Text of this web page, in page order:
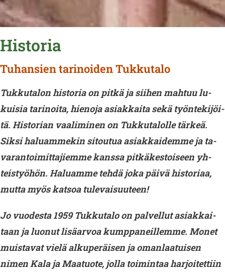
Historia
Tuhansien tarinoiden Tukkutalo
Tuk­ku­ta­lon his­to­ria on pitkä ja sii­hen mah­tuu lu­
kui­sia ta­ri­noi­ta, hie­no­ja asiak­kai­ta sekä työn­te­ki­jöi­
tä. His­to­rian vaa­li­mi­nen on Tuk­ku­ta­lol­le tär­keä.
Siksi ha­luam­me­kin si­tou­tua asiak­kai­dem­me ja ta­
va­ran­toi­mit­ta­jiem­me kans­sa pit­kä­kes­toi­seen yh­
teis­työ­hön. Ha­luam­me tehdä joka päivä his­to­ri­aa,
mutta myös kat­soa tu­le­vai­suu­teen!
Jo vuo­des­ta 1959 Tuk­ku­ta­lo on pal­vel­lut asiak­kai­
taan ja luo­nut li­sä­ar­voa kump­pa­neil­lem­me. Monet
muis­ta­vat vielä al­ku­pe­räi­sen ja oman­laa­tui­sen
nimen Kala ja Maa­tuo­te, jolla toi­min­taa har­joi­tet­tiin